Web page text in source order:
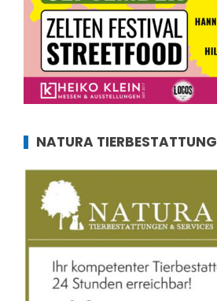
NATURA TIERBESTATTUNG